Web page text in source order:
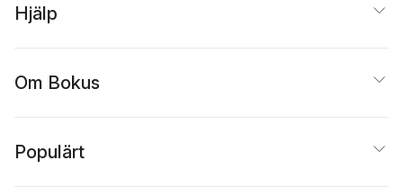
Hjälp
Om Bokus
Populärt